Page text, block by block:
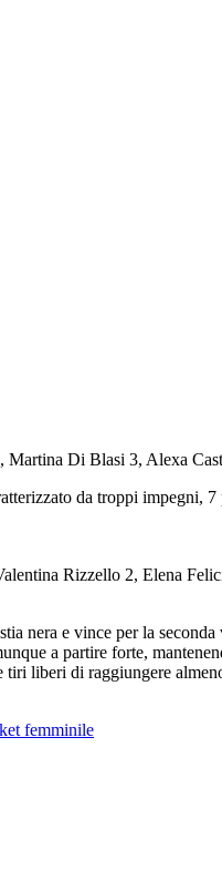
Di Blasi 3, Alexa
da troppi impegni,
Rizzello 2, Elena
nera e vince per la
a partire forte,
liberi di raggiungere
femminile